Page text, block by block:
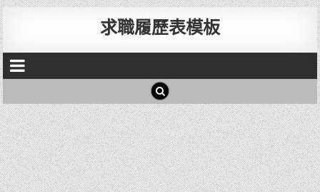
求職履歷表模板